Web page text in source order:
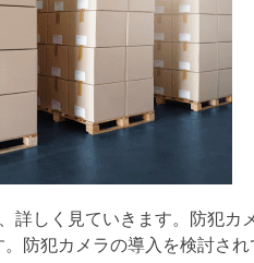
詳しく見ていきます。防犯カ
防犯カメラの導入を検討され